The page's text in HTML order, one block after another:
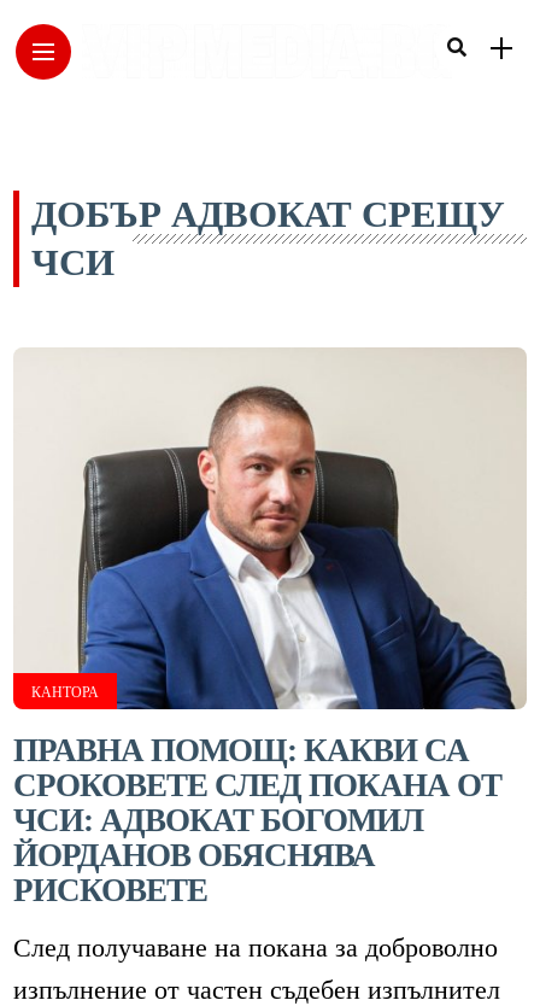
ДОБЪР АДВОКАТ СРЕЩУ
ЧСИ
КАНТОРА
ПРАВНА ПОМОЩ: КАКВИ СА
СРОКОВЕТЕ СЛЕД ПОКАНА ОТ
ЧСИ: АДВОКАТ БОГОМИЛ
ЙОРДАНОВ ОБЯСНЯВА
РИСКОВЕТЕ
След получаване на покана за доброволно
изпълнение от частен съдебен изпълнител